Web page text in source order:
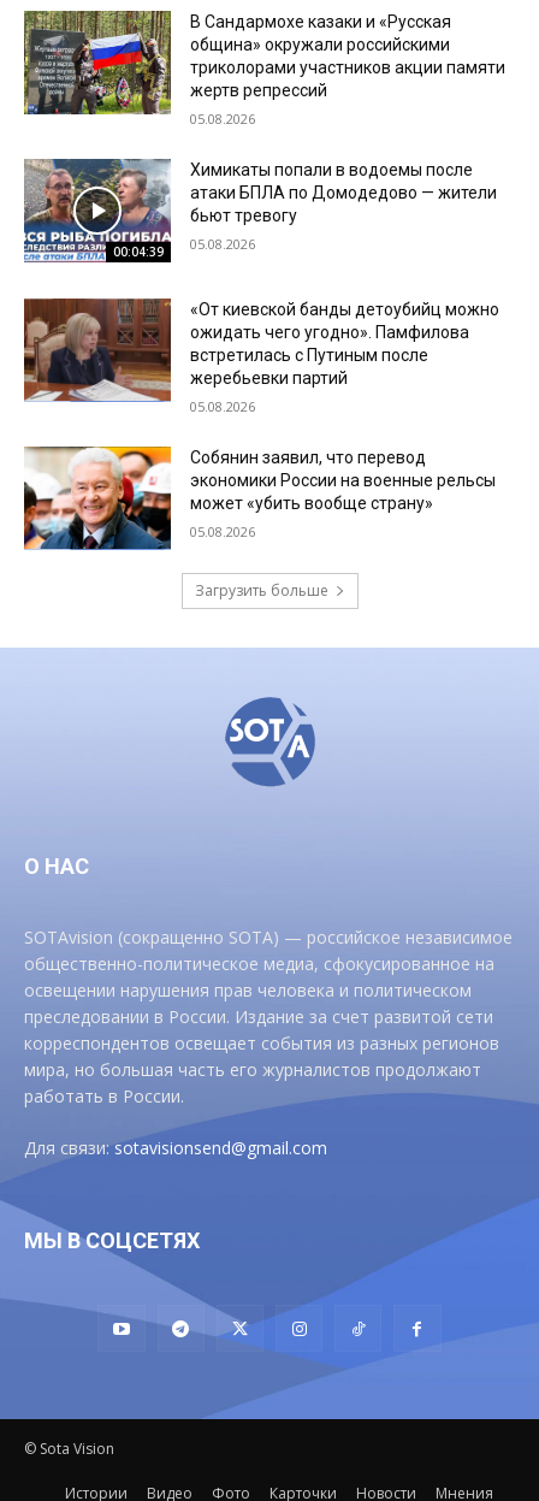
В Сандармохе казаки и «Русская
община» окружали российскими
триколорами участников акции памяти
жертв репрессий
05.08.2026
00:04:39
Химикаты попали в водоемы после
атаки БПЛА по Домодедово — жители
бьют тревогу
05.08.2026
«От киевской банды детоубийц можно
ожидать чего угодно». Памфилова
встретилась с Путиным после
жеребьевки партий
05.08.2026
Собянин заявил, что перевод
экономики России на военные рельсы
может «убить вообще страну»
05.08.2026
Загрузить больше
О НАС
SOTAvision (сокращенно SOTA) — российское независимое
общественно-политическое медиа, сфокусированное на
освещении нарушения прав человека и политическом
преследовании в России. Издание за счет развитой сети
корреспондентов освещает события из разных регионов
мира, но большая часть его журналистов продолжают
работать в России.
Для связи:sotavisionsend@gmail.com
МЫ В СОЦСЕТЯХ
© Sota Vision
Истории Видео Фото Карточки Новости Мнения